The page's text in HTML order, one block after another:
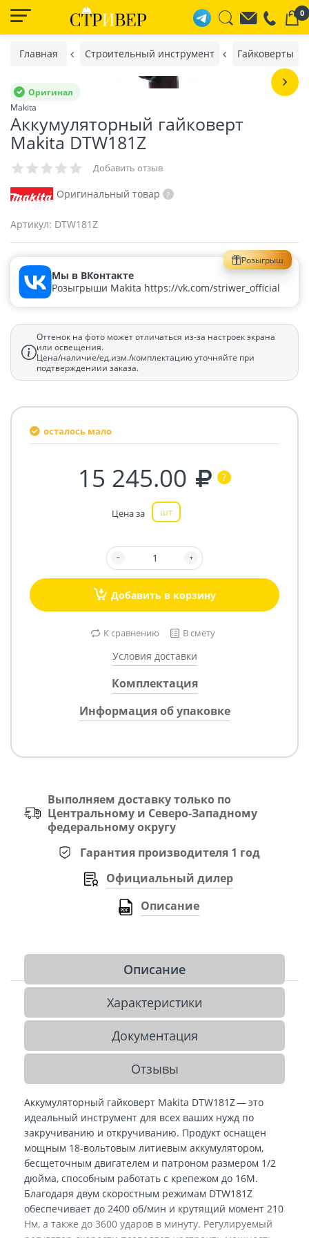
0
Главная Строительный инструмент Гайковерты
Оригинал
Makita
Аккумуляторный гайковерт
Makita DTW181Z
Добавить отзыв
Оригинальный товар
Артикул: DTW181Z
Розыгрыш
Мы в ВКонтакте
Розыгрыши Makita https://vk.com/striwer_official
Оттенок на фото может отличаться из-за настроек экрана
или освещения.
Цена/наличие/ед.изм./комплектацию уточняйте при
подтверждениии заказа.
осталось мало
15 245.00
Цена за шт
Добавить в корзину
К сравнению В смету
Условия доставки
Комплектация
Информация об упаковке
Выполняем доставку только по
Центральному и Северо-Западному
федеральному округу
Гарантия производителя 1 год
Официальный дилер
Описание
Описание
Характеристики
Документация
Отзывы
Аккумуляторный гайковерт Makita DTW181Z — это
идеальный инструмент для всех ваших нужд по
закручиванию и откручиванию. Продукт оснащен
мощным 18-вольтовым литиевым аккумулятором,
бесщеточным двигателем и патроном размером 1/2
дюйма, способным работать с крепежом до 16М.
Благодаря двум скоростным режимам DTW181Z
обеспечивает до 2400 об/мин и крутящий момент 210
Нм, а также до 3600 ударов в минуту. Регулируемый